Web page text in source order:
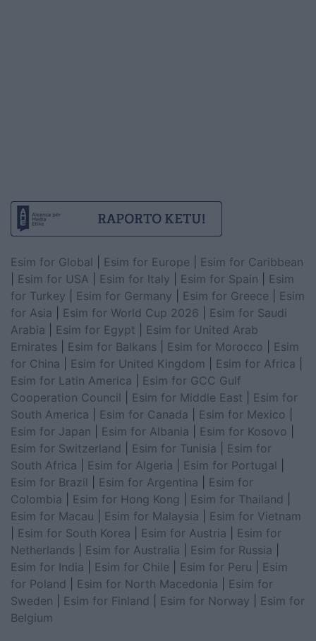
Esim for Global Esim for Europe
Esim for Caribbean
Esim for USA Esim for Italy Esim for Spain
Esim
for Turkey
Esim for Germany Esim for Greece
Esim
for Asia
Esim for World Cup 2026
Esim for Saudi
Arabia
Esim for Egypt
Esim for United Arab
Emirates
Esim for Balkans Esim for Morocco
Esim
for China
Esim for United Kingdom Esim for Africa
Esim for Latin America
Esim for GCC Gulf
Cooperation Council
Esim for Middle East
Esim for
South America
Esim for Canada Esim for Mexico
Esim for Japan
Esim for Albania Esim for Kosovo
Esim for Switzerland
Esim for Tunisia
Esim for
South Africa
Esim for Algeria Esim for Portugal
Esim for Brazil
Esim for Argentina
Esim for
Colombia
Esim for Hong Kong Esim for Thailand
Esim for Macau
Esim for Malaysia
Esim for Vietnam
Esim for South Korea Esim for Austria
Esim for
Netherlands
Esim for Australia Esim for Russia
Esim for India
Esim for Chile Esim for Peru
Esim
for Poland
Esim for North Macedonia
Esim for
Sweden
Esim for Finland Esim for Norway
Esim for
Belgium